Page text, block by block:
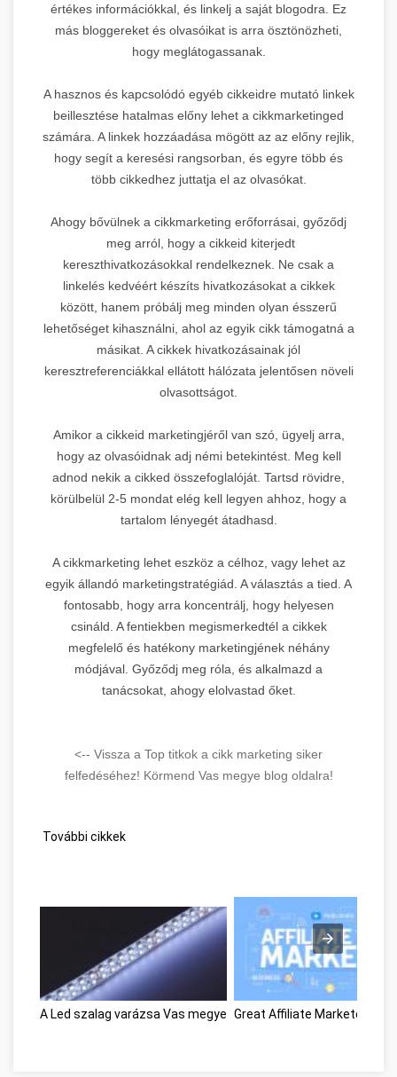
értékes információkkal, és linkelj a saját blogodra. Ez
más bloggereket és olvasóikat is arra ösztönözheti,
hogy meglátogassanak.
A hasznos és kapcsolódó egyéb cikkeidre mutató linkek
beillesztése hatalmas előny lehet a cikkmarketinged
számára. A linkek hozzáadása mögött az az előny rejlik,
hogy segít a keresési rangsorban, és egyre több és
több cikkedhez juttatja el az olvasókat.
Ahogy bővülnek a cikkmarketing erőforrásai, győződj
meg arról, hogy a cikkeid kiterjedt
kereszthivatkozásokkal rendelkeznek. Ne csak a
linkelés kedvéért készíts hivatkozásokat a cikkek
között, hanem próbálj meg minden olyan ésszerű
lehetőséget kihasználni, ahol az egyik cikk támogatná a
másikat. A cikkek hivatkozásainak jól
keresztreferenciákkal ellátott hálózata jelentősen növeli
olvasottságot.
Amikor a cikkeid marketingjéről van szó, ügyelj arra,
hogy az olvasóidnak adj némi betekintést. Meg kell
adnod nekik a cikked összefoglalóját. Tartsd rövidre,
körülbelül 2-5 mondat elég kell legyen ahhoz, hogy a
tartalom lényegét átadhasd.
A cikkmarketing lehet eszköz a célhoz, vagy lehet az
egyik állandó marketingstratégiád. A választás a tied. A
fontosabb, hogy arra koncentrálj, hogy helyesen
csináld. A fentiekben megismerkedtél a cikkek
megfelelő és hatékony marketingjének néhány
módjával. Győződj meg róla, és alkalmazd a
tanácsokat, ahogy elolvastad őket.
<-- Vissza a Top titkok a cikk marketing siker
felfedéséhez! Körmend Vas megye blog oldalra!
További cikkek
A Led szalag varázsa Vas megye Great Affiliate Marketers